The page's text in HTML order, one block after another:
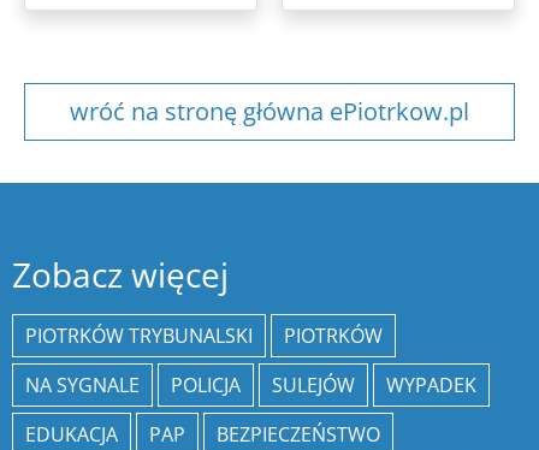
wróć na stronę główna ePiotrkow.pl
Zobacz więcej
PIOTRKÓW TRYBUNALSKI
PIOTRKÓW
NA SYGNALE
POLICJA SULEJÓW
WYPADEK
EDUKACJA
PAP
BEZPIECZEŃSTWO